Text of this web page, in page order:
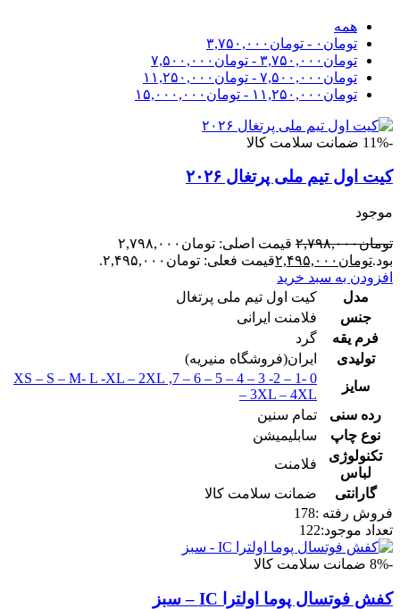
همه
تومان ۰ - تومان ۳,۷۵۰,۰۰۰
تومان ۳,۷۵۰,۰۰۰ - تومان ۷,۵۰۰,۰۰۰
تومان ۷,۵۰۰,۰۰۰ - تومان ۱۱,۲۵۰,۰۰۰
تومان ۱۱,۲۵۰,۰۰۰ - تومان ۱۵,۰۰۰,۰۰۰
-11% ضمانت سلامت کالا
کیت اول تیم ملی پرتغال ۲۰۲۶
موجود
تومان۲,۷۹۸,۰۰۰
قیمت اصلی: تومان۲,۷۹۸,۰۰۰
بود.تومان ۲,۴۹۵,۰۰۰قیمت فعلی: تومان۲,۴۹۵,۰۰۰.
افزودن به سبد خرید
مدل
کیت اول تیم ملی پرتغال
جنس
فلامنت ایرانی
فرم یقه
گرد
تولیدی
ایران(فروشگاه منیریه)
سایز
0 -1 – 2- 3 – 4 – 5 – 6 – 7
,
XS – S – M- L -XL – 2XL
– 3XL – 4XL
رده سنی
تمام سنین
نوع چاپ
سابلیمیشن
تکنولوژی
لباس
فلامنت
گارانتی
ضمانت سلامت کالا
فروش رفته :178
تعداد موجود:122
-8% ضمانت سلامت کالا
کفش فوتسال پوما اولترا IC – سبز